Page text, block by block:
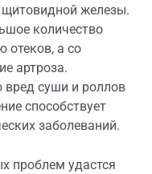
железы.
количество
отеков, а со
артроза.
вред суши и роллов
способствует
заболеваний.
проблем удастся